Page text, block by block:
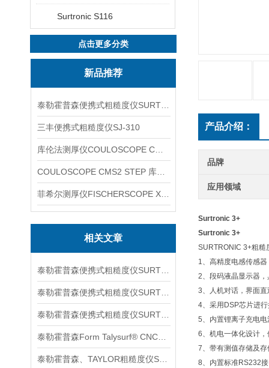
Surtronic S116
点击更多分类
新品推荐
三丰便携式粗糙度仪SJ-310
相关文章
产品介绍：
品牌
应用领域
Surtronic 3+
Surtronic 3+
SURTRONIC 3+粗糙
1、高精度电感传感器
2、段码液晶显示器
3、人机对话，界面
4、采用DSP芯片进
5、内置锂离子充电
6、机电一体化设计
7、带有测值存储及
8、内置标准RS232